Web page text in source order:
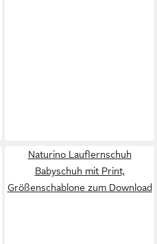
Naturino Lauflernschuh
Babyschuh mit Print,
Größenschablone zum Download